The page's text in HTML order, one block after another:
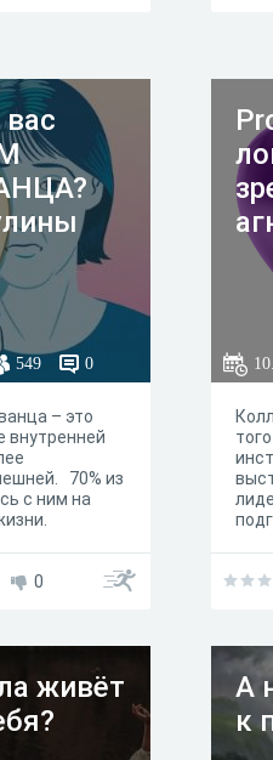
вас
549 0
– это
внутренней
70% из
с ним на
и т.п.
Вы
быть в
состоянии
свой
тест
0
живёт
А
к